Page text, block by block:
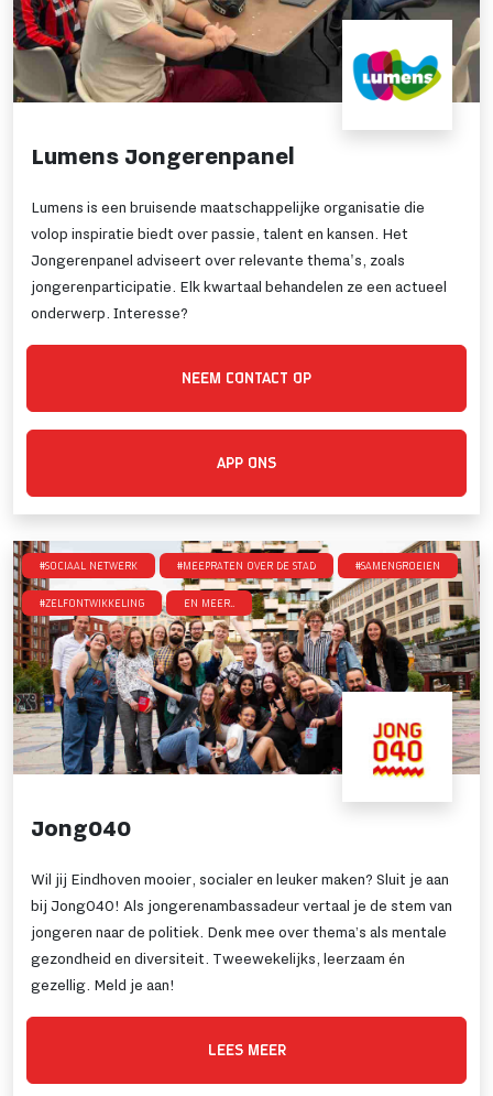
Lumens Jongerenpanel
Lumens is een bruisende maatschappelijke organisatie die
volop inspiratie biedt over passie, talent en kansen. Het
Jongerenpanel adviseert over relevante thema's, zoals
jongerenparticipatie. Elk kwartaal behandelen ze een actueel
onderwerp. Interesse?
NEEM CONTACT OP
APP ONS
#Sociaal netwerk #Meepraten over de stad #SamenGroeien
#Zelfontwikkeling en meer..
Jong040
Wil jij Eindhoven mooier, socialer en leuker maken? Sluit je aan
bij Jong040! Als jongerenambassadeur vertaal je de stem van
jongeren naar de politiek. Denk mee over thema’s als mentale
gezondheid en diversiteit. Tweewekelijks, leerzaam én
gezellig. Meld je aan!
LEES MEER